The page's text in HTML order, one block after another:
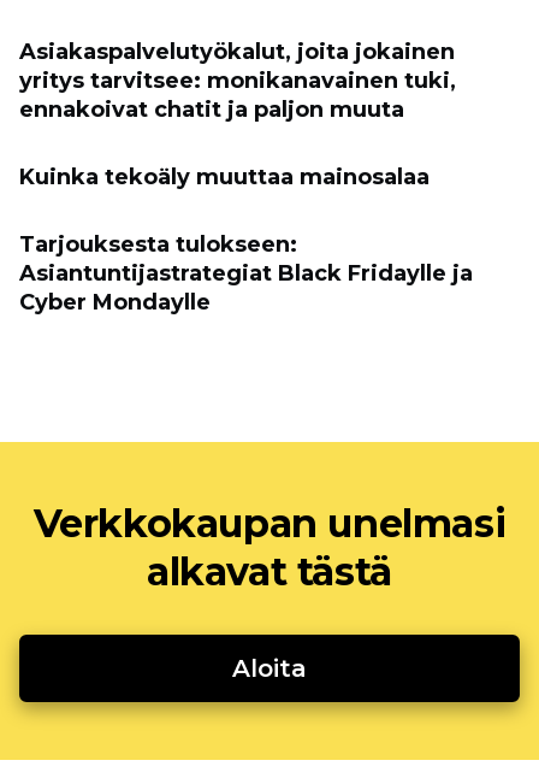
Asiakaspalvelutyökalut, joita jokainen
yritys tarvitsee: monikanavainen tuki,
ennakoivat chatit ja paljon muuta
Kuinka tekoäly muuttaa mainosalaa
Tarjouksesta tulokseen:
Asiantuntijastrategiat Black Fridaylle ja
Cyber ​​Mondaylle
Verkkokaupan unelmasi
alkavat tästä
Aloita